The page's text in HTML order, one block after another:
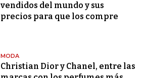
vendidos del mundo y sus
precios para que los compre
MODA
Christian Dior y Chanel, entre las